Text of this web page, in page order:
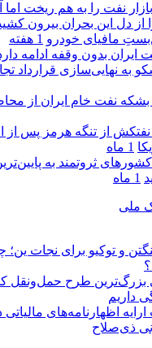
نفت را به هم ریخت اما
از دل این بحران بیرون
مافیای خودرو 1 هفته
ایران بدون وقفه ادامه
به نهایی‌سازی قرارداد
نفتکش از تنگه هرمز پس از
1 ماه
1 ماه
و توکیو برای نجات ین؛
بزرگ‌ترین طرح حمل‌ونقل
داریم
اظهارنامه‌های مالیاتی
ذی‌‏صلاح